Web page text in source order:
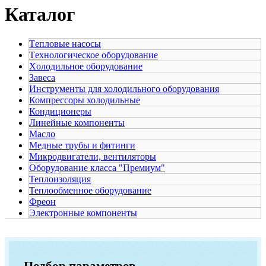
Каталог
Tепловые насосы
Tехнологическое оборудование
Xолодильное оборудование
Завеса
Инструменты для холодильного оборудования
Компрессоры холодильные
Кондиционеры
Линейные компоненты
Масло
Медные трубы и фитинги
Микродвигатели, вентиляторы
Оборудование класса "Премиум"
Теплоизоляция
Теплообменное оборудование
Фреон
Электронные компоненты